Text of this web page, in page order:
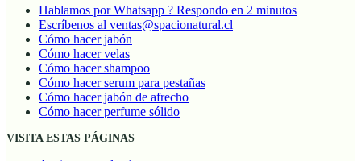
Hablamos por Whatsapp ? Respondo en 2 minutos
Escríbenos al ventas@spacionatural.cl
Cómo hacer jabón
Cómo hacer velas
Cómo hacer shampoo
Cómo hacer serum para pestañas
Cómo hacer jabón de afrecho
Cómo hacer perfume sólido
VISITA ESTAS PÁGINAS